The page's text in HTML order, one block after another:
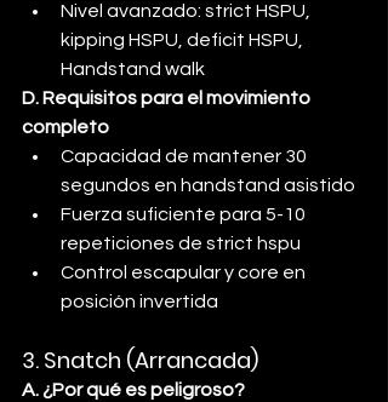
Nivel avanzado: strict HSPU,
kipping HSPU, deficit HSPU,
Handstand walk
D. Requisitos para el movimiento
completo
Capacidad de mantener 30
segundos en handstand asistido
Fuerza suficiente para 5-10
repeticiones de strict hspu
Control escapular y core en
posición invertida
3. Snatch (Arrancada)
A. ¿Por qué es peligroso?